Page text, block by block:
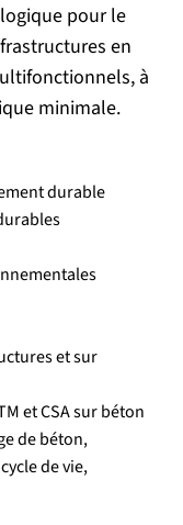
pour le
en
à
minimale.
durable
et sur
et CSA sur béton
de béton,
de vie,